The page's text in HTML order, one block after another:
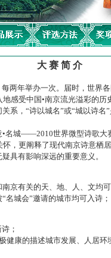
大 赛 简 介
两年举办一次。届时，世界
地感受中国•南京流光溢彩的
系，“诗以城名”或“城以诗名
名城——2010世界微型诗歌
怀，更阐释了现代南京诗意
具有影响深远的重要意义。
京有关的天、地、人、文均可
城会”邀请的城市均可入诗；
；
康的描述城市发展、人居